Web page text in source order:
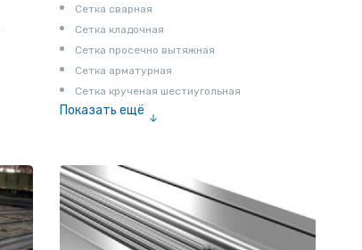
Сетка сварная
Сетка кладочная
Сетка просечно вытяжная
Сетка арматурная
Сетка крученая шестиугольная
Показать ещё